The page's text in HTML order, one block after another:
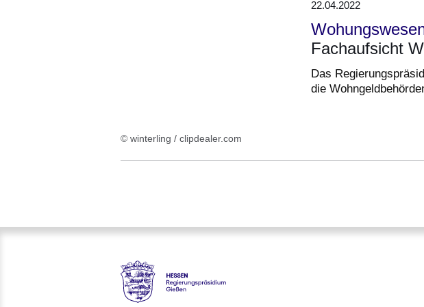
© winterling / clipdealer.com
22.04.2022
Fachaufsicht
Das
die